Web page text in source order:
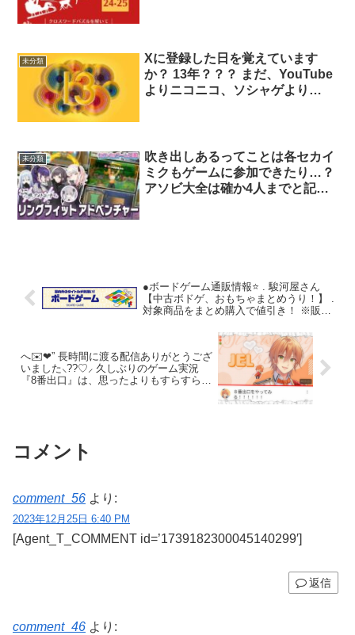
ルの用紙は、技能教習か効果測定
の指導員から受け取ってください
ね！ 皆さんのご参加お待ちして
未分類
Xに登録した日を覚えています
か？ 13年？？？ まだ、YouTube
よりニコニコ、ソシャゲより
のが最初だった気がする。
未分類
吹き出しあるってことは各セカイ
ミクもゲームに参加できたり…？
アソビ大全は確か4人までと記憶
●ボードゲーム通販情報⭐️ . 駿河屋さん
【中古ボドゲ、おもちゃまとめうり！】 .
対象商品をまとめ購入で値引き！ ※販売
象 ⇒ . 3点以上3％OFF 5点以上5％OFF
10点以上8％OFF 15点以上10％OFF 20点
以上15％OFF .
へ✉️❤︎” 長時間に渡る配信ありがとうござ
いました︎⸜??♡⸝‍ 久しぶりのゲーム実況
『8番出口』は、思ったよりもすらすらと
コメント
comment_56 より:
2023年12月25日 6:40 PM
[Agent_T_COMMENT id=’1739182300045140299′]
返信
comment_46 より: